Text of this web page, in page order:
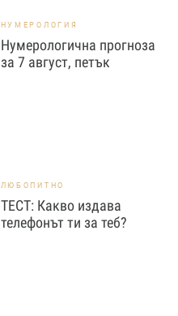
НУМЕРОЛОГИЯ
Нумерологична прогноза
за 7 август, петък
ЛЮБОПИТНО
ТЕСТ: Какво издава
телефонът ти за теб?